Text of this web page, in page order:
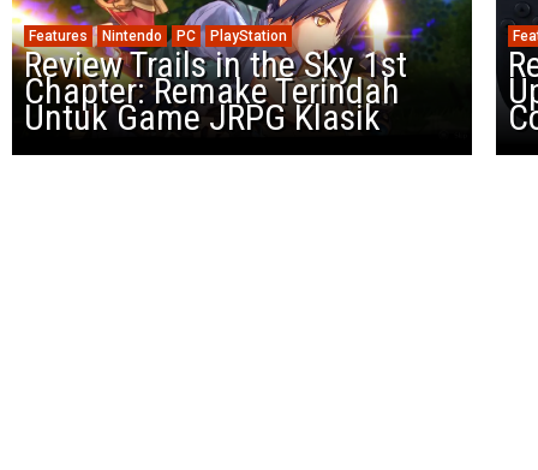
Features Nintendo PC PlayStation
Review Trails in the Sky 1st
Chapter: Remake Terindah
Untuk Game JRPG Klasik